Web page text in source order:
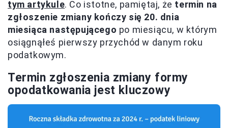
tym artykule. Co istotne, pamiętaj, że termin na
zgłoszenie zmiany kończy się 20. dnia
miesiąca następującego po miesiącu, w którym
osiągnąłeś pierwszy przychód w danym roku
podatkowym.
Termin zgłoszenia zmiany formy
opodatkowania jest kluczowy